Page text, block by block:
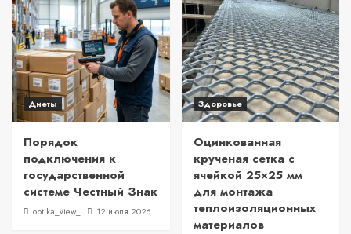
Диеты
Порядок
подключения к
государственной
системе Честный Знак
optika_view_ 12 июля 2026
Здоровье
Оцинкованная
крученая сетка с
ячейкой 25×25 мм
для монтажа
теплоизоляционных
материалов